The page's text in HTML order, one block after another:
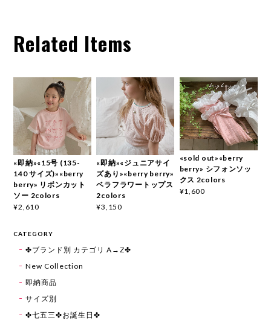
Related Items
«即納»«15号 (135-
140 サイズ)»«berry
berry» リボンカット
ソー 2colors
¥2,610
«即納»«ジュニアサイ
ズあり»«berry berry»
ベラフラワートップス
2colors
¥3,150
«sold out»«berry
berry» シフォンソッ
クス 2colors
¥1,600
CATEGORY
✤ブランド別 カテゴリ A→Z✤
New Collection
即納商品
サイズ別
✤七五三✤お誕生日✤